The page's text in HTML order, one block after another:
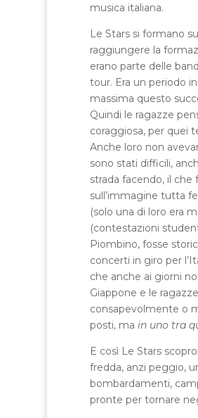
musica italiana.
Le Stars si formano
raggiungere la
erano parte delle
tour. Era un periodo
massima questo
Quindi le ragazze
coraggiosa, per quei
Anche loro non
sono stati difficili,
strada facendo, il
sull’immagine tutta
(solo una di loro era
(contestazioni
Piombino, fosse
concerti in giro per
che anche ai giorni
Giappone e le
consapevolmente o
posti, ma in uno tra
E così Le Stars
fredda, anzi peggio,
bombardamenti,
pronte per tornare